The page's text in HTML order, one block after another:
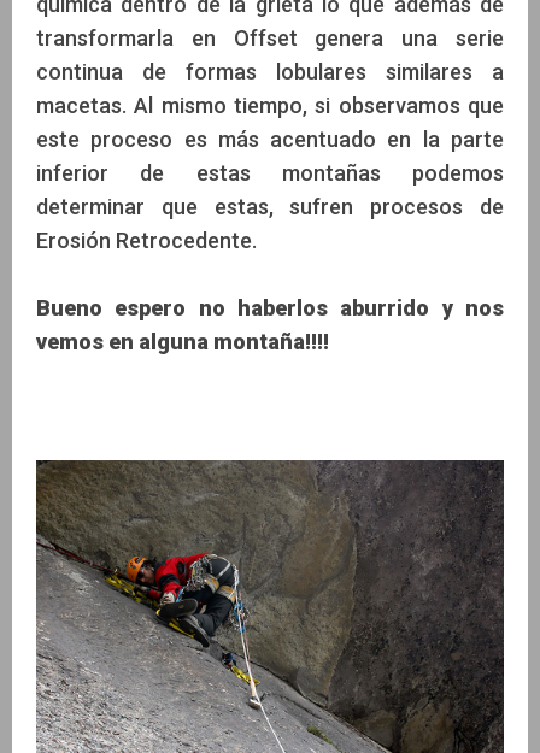
transformarla en Offset genera una serie
continua de formas lobulares similares a
macetas. Al mismo tiempo, si observamos que
este proceso es más acentuado en la parte
inferior de estas montañas podemos
determinar que estas, sufren procesos de
Erosión Retrocedente.
Bueno espero no haberlos aburrido y nos
vemos en alguna montaña!!!!